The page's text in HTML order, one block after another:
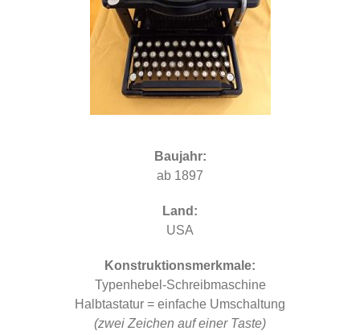
Baujahr:
ab 1897
Land:
USA
Konstruktionsmerkmale:
Typenhebel-Schreibmaschine
Halbtastatur = einfache Umschaltung
(zwei Zeichen auf einer Taste)